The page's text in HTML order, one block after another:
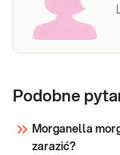
Podobne
Morganella
zarazić?